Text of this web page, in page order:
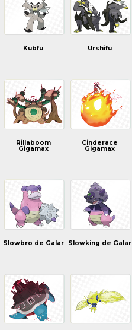
Kubfu Urshifu
Rillaboom
Gigamax
Cinderace
Gigamax
Slowbro de Galar Slowking de Galar